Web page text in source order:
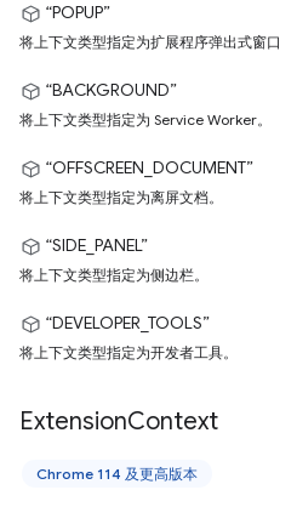
“POPUP”
将上下文类型指定为扩展程序弹出式窗口
“BACKGROUND”
将上下文类型指定为 Service Worker。
“OFFSCREEN_DOCUMENT”
将上下文类型指定为离屏文档。
“SIDE_PANEL”
将上下文类型指定为侧边栏。
“DEVELOPER_TOOLS”
将上下文类型指定为开发者工具。
ExtensionContext
Chrome 114 及更高版本